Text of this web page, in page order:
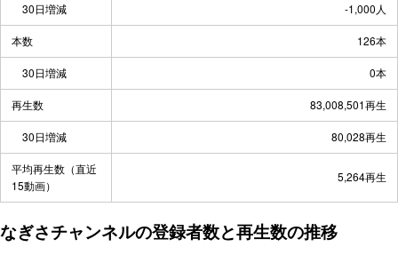
30日増減 -1,000人
本数 126本
30日増減 0本
再生数 83,008,501再生
30日増減 80,028再生
平均再生数（直近
15動画）
5,264再生
なぎさチャンネルの登録者数と再生数の推移